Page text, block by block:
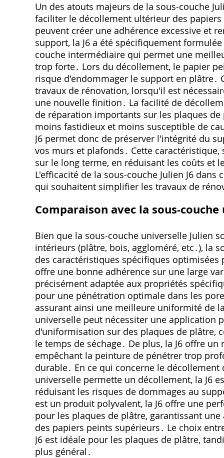
Un des atouts majeurs de la sous-couche
faciliter le décollement ultérieur des
peuvent créer une adhérence excessive et
support‚ la J6 a été spécifiquement
couche intermédiaire qui permet une
trop forte․ Lors du décollement‚ le papier
risque d'endommager le support en
travaux de rénovation‚ lorsqu'il est
une nouvelle finition․ La facilité de
de réparation importants sur les plaques
moins fastidieux et moins susceptible de
J6 permet donc de préserver l'intégrité du
vos murs et plafonds․ Cette
sur le long terme‚ en réduisant les coûts et
L'efficacité de la sous-couche Julien J6
qui souhaitent simplifier les travaux de
Comparaison avec la sous-
Bien que la sous-couche universelle Julien
intérieurs (plâtre‚ bois‚ aggloméré‚ etc․)‚
des caractéristiques spécifiques
offre une bonne adhérence sur une large
précisément adaptée aux propriétés
pour une pénétration optimale dans les
assurant ainsi une meilleure uniformité de
universelle peut nécessiter une application
d'uniformisation sur des plaques de
le temps de séchage․ De plus‚ la J6 offre
empêchant la peinture de pénétrer trop
durable․ En ce qui concerne le
universelle permette un décollement‚ la J6
réduisant les risques de dommages au
est un produit polyvalent‚ la J6 offre une
pour les plaques de plâtre‚ garantissant
des papiers peints supérieurs․ Le choix
J6 est idéale pour les plaques de plâtre‚
plus général․